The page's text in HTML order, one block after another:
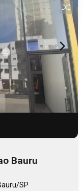
Bauru
SP